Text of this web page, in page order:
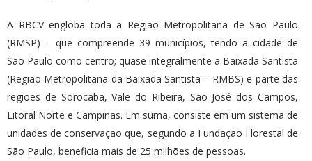
A RBCV engloba toda a Região Metropolitana de São Paulo
(RMSP) – que compreende 39 municípios, tendo a cidade de
São Paulo como centro; quase integralmente a Baixada Santista
(Região Metropolitana da Baixada Santista – RMBS) e parte das
regiões de Sorocaba, Vale do Ribeira, São José dos Campos,
Litoral Norte e Campinas. Em suma, consiste em um sistema de
unidades de conservação que, segundo a Fundação Florestal de
São Paulo, beneficia mais de 25 milhões de pessoas.